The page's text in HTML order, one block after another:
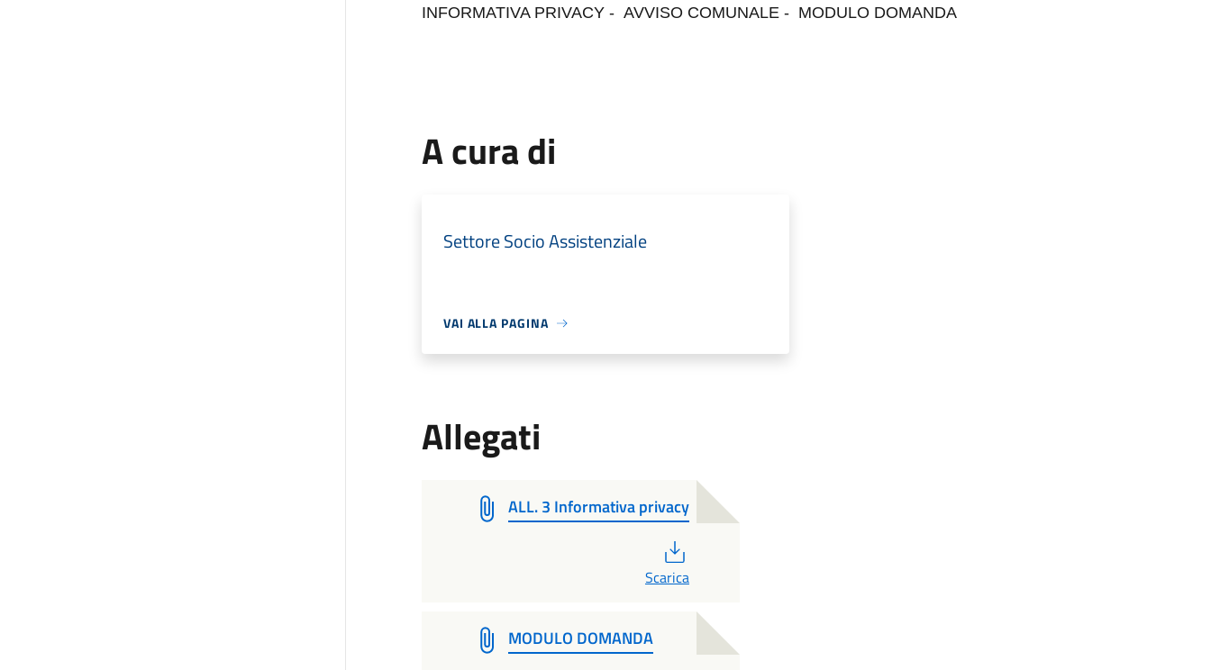
INFORMATIVA PRIVACY - AVVISO COMUNALE - MODULO DOMANDA
A cura di
Settore Socio Assistenziale
VAI ALLA PAGINA
Allegati
ALL. 3 Informativa privacy
Scarica
MODULO DOMANDA